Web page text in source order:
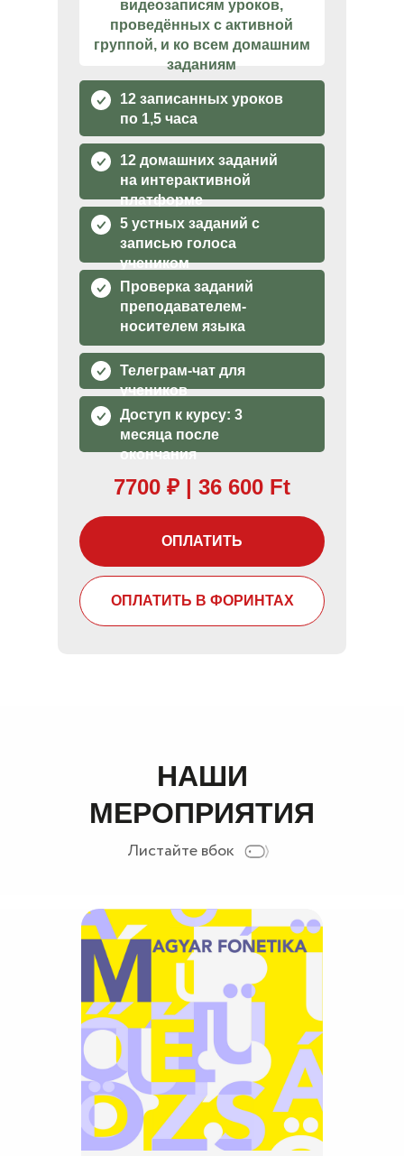
ОПЛАТИТЬ
видеозаписям уроков,
проведённых с активной
группой, и ко всем домашним
заданиям
7700 ₽ | 36 600 Ft
ОПЛАТИТЬ В ФОРИНТАХ
12 записанных уроков
по 1,5 часа
12 домашних заданий
на интерактивной
платформе
5 устных заданий с
записью голоса
учеником
Проверка заданий
преподавателем-
носителем языка
Телеграм-чат для
учеников
Доступ к курсу: 3
месяца после
окончания
НАШИ
МЕРОПРИЯТИЯ
Листайте вбок